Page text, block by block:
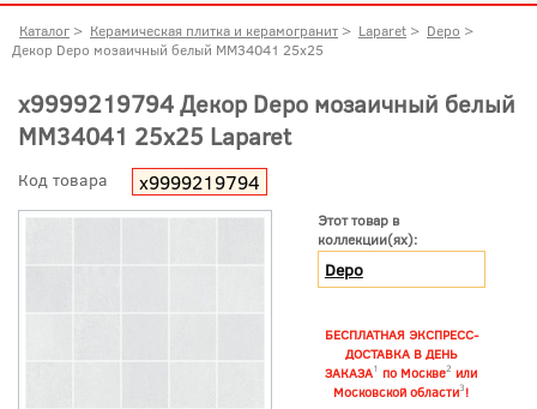
Каталог > Керамическая плитка и керамогранит > Laparet > Depo >
Декор Depo мозаичный белый MM34041 25x25
х9999219794 Декор Depo мозаичный белый
MM34041 25x25 Laparet
Код товара х9999219794
Этот товар в
коллекции(ях):
Depo
БЕСПЛАТНАЯ ЭКСПРЕСС-
ДОСТАВКА В ДЕНЬ
ЗАКАЗА1 по Москве2 или
Московской области3!